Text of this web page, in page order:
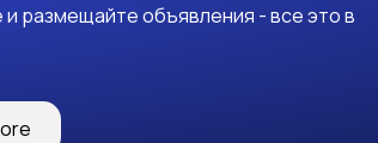
размещайте объявления - все это в